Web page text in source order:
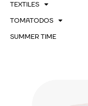
TEXTILES
TOMATODOS
SUMMER TIME